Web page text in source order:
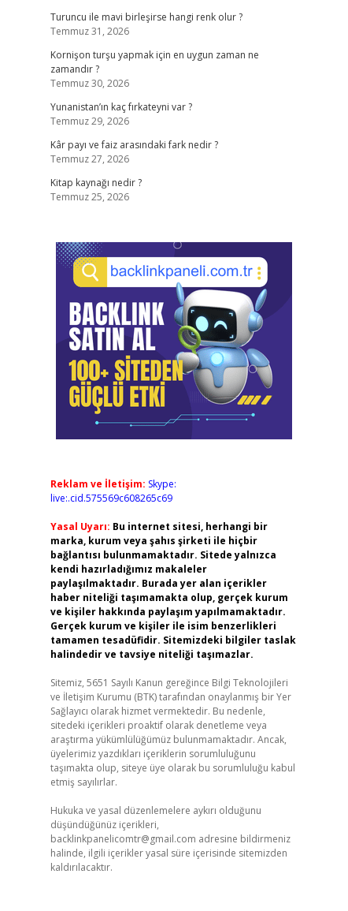
Turuncu ile mavi birleşirse hangi renk olur ?
Temmuz 31, 2026
Kornişon turşu yapmak için en uygun zaman ne
zamandır ?
Temmuz 30, 2026
Yunanistan’ın kaç fırkateyni var ?
Temmuz 29, 2026
Kâr payı ve faiz arasındaki fark nedir ?
Temmuz 27, 2026
Kitap kaynağı nedir ?
Temmuz 25, 2026
Reklam ve İletişim: Skype:
live:.cid.575569c608265c69
Yasal Uyarı: Bu internet sitesi, herhangi bir
marka, kurum veya şahıs şirketi ile hiçbir
bağlantısı bulunmamaktadır. Sitede yalnızca
kendi hazırladığımız makaleler
paylaşılmaktadır. Burada yer alan içerikler
haber niteliği taşımamakta olup, gerçek kurum
ve kişiler hakkında paylaşım yapılmamaktadır.
Gerçek kurum ve kişiler ile isim benzerlikleri
tamamen tesadüfidir. Sitemizdeki bilgiler taslak
halindedir ve tavsiye niteliği taşımazlar.
Sitemiz, 5651 Sayılı Kanun gereğince Bilgi Teknolojileri
ve İletişim Kurumu (BTK) tarafından onaylanmış bir Yer
Sağlayıcı olarak hizmet vermektedir. Bu nedenle,
sitedeki içerikleri proaktif olarak denetleme veya
araştırma yükümlülüğümüz bulunmamaktadır. Ancak,
üyelerimiz yazdıkları içeriklerin sorumluluğunu
taşımakta olup, siteye üye olarak bu sorumluluğu kabul
etmiş sayılırlar.
Hukuka ve yasal düzenlemelere aykırı olduğunu
düşündüğünüz içerikleri,
backlinkpanelicomtr@gmail.com adresine bildirmeniz
halinde, ilgili içerikler yasal süre içerisinde sitemizden
kaldırılacaktır.